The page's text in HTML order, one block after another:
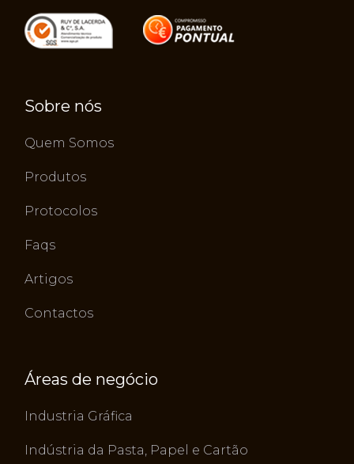
Sobre nós
Quem Somos
Produtos
Protocolos
Faqs
Artigos
Contactos
Áreas de negócio
Industria Gráfica
Indústria da Pasta, Papel e Cartão